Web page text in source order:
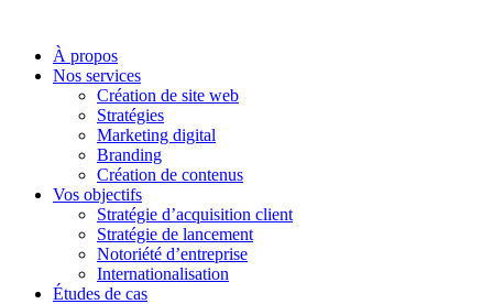
contenuÀ propos
Nos services
Création de site web
Stratégies
Marketing digital
Branding
Création de contenus
Vos objectifs
Stratégie d’acquisition client
Stratégie de lancement
Notoriété d’entreprise
Internationalisation
Études de cas